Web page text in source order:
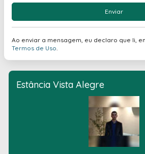
Enviar
Ao enviar a mensagem, eu declaro que li,
Termos de Uso
Estância Vista Alegre